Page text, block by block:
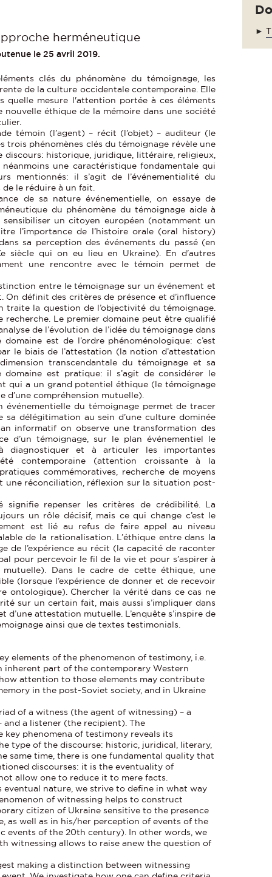
herméneutique
le 25 avril 2019.
clés du phénomène du témoignage, les
de la culture occidentale contemporaine. Elle
quelle mesure l'attention portée à ces éléments
éthique de la mémoire dans une société
témoin (l’agent) – récit (l’objet) – auditeur (le
trois phénomènes clés du témoignage révèle une
historique, juridique, littéraire, religieux,
une caractéristique fondamentale qui
mentionnés: il s’agit de l’événementialité du
le réduire à un fait.
de sa nature événementielle, on essaye de
du phénomène du témoignage aide à
un citoyen européen (notamment un
l’importance de l’histoire orale (oral history)
sa perception des événements du passé (en
siècle qui on eu lieu en Ukraine). En d'autres
une rencontre avec le témoin permet de
entre le témoignage sur un événement et
définit des critères de présence et d’influence
la question de l’objectivité du témoignage.
Le premier domaine peut être qualifié
de l’évolution de l’idée du témoignage dans
est de l’ordre phénoménologique: c’est
le biais de l’attestation (la notion d’attestation
transcendantale du témoignage et sa
domaine est pratique: il s’agit de considérer le
qui a un grand potentiel éthique (le témoignage
compréhension mutuelle).
du témoignage permet de tracer
délégitimation au sein d’une culture dominée
informatif on observe une transformation des
d’un témoignage, sur le plan événementiel le
diagnostiquer et à articuler les importantes
contemporaine (attention croissante à la
commémoratives, recherche de moyens
une réconciliation, réflexion sur la situation post-
signifie repenser les critères de crédibilité. La
un rôle décisif, mais ce qui change c’est le
est lié au refus de faire appel au niveau
de la rationalisation. L’éthique entre dans la
de l’expérience au récit (la capacité de raconter
pour percevoir le fil de la vie et pour s’aspirer à
mutuelle). Dans le cadre de cette éthique, une
(lorsque l’expérience de donner et de recevoir
ontologique). Chercher la vérité dans ce cas ne
sur un certain fait, mais aussi s’impliquer dans
d’une attestation mutuelle. L’enquête s’inspire de
ainsi que de textes testimonials.
elements of the phenomenon of testimony, i.e.
inherent part of the contemporary Western
attention to those elements may contribute
in the post-Soviet society, and in Ukraine
of a witness (the agent of witnessing) – a
a listener (the recipient). The
phenomena of testimony reveals its
type of the discourse: historic, juridical, literary,
same time, there is one fundamental quality that
discourses: it is the eventuality of
allow one to reduce it to mere facts.
nature, we strive to define in what way
of witnessing helps to construct
citizen of Ukraine sensitive to the presence
as well as in his/her perception of events of the
events of the 20th century). In other words, we
witnessing allows to raise anew the question of
making a distinction between witnessing
►